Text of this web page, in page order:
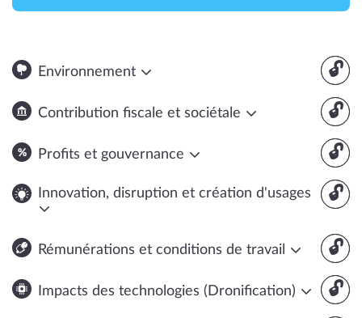
🔓
Environnement
🔓
Contribution fiscale et sociétale
🔓
Profits et gouvernance
🔓
Innovation, disruption et création d'usages
🔓
Rémunérations et conditions de travail
🔓
Impacts des technologies (Dronification)